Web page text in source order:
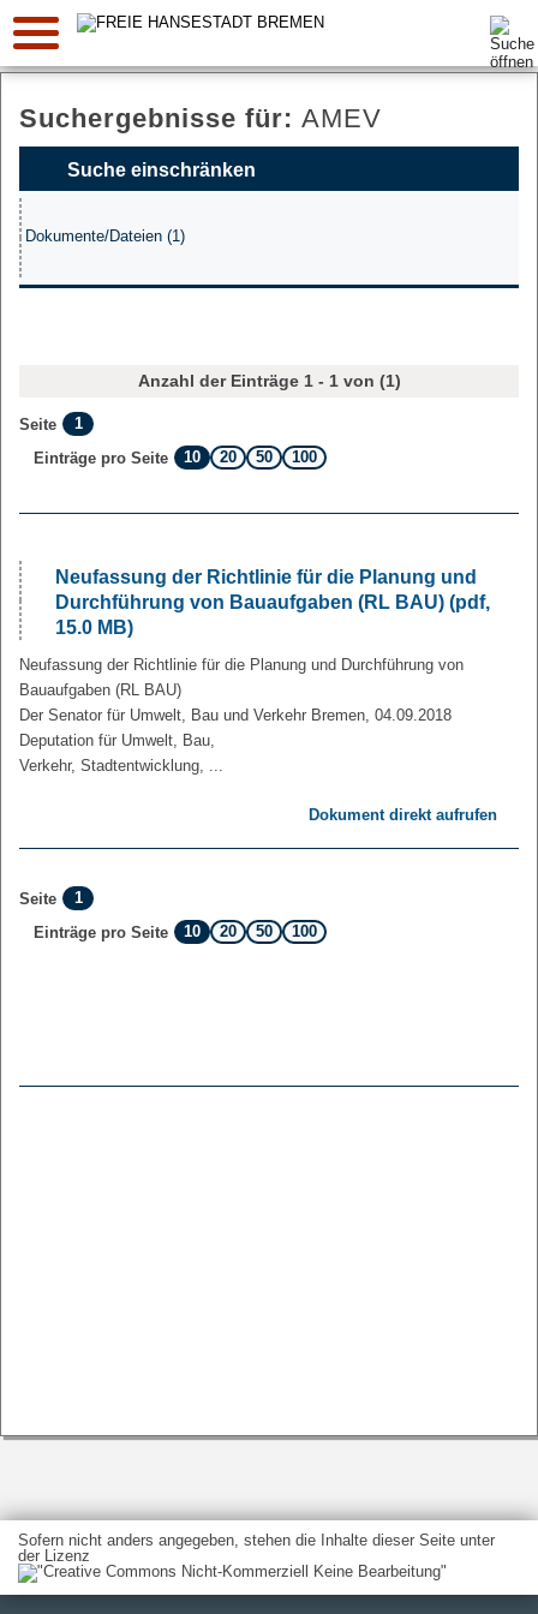
Suche:
Suchergebnisse für: AMEV
Suche einschränken
Dokumente/Dateien (1)
Anzahl der Einträge 1 - 1 von (1)
Seite
1
Einträge pro Seite
10 20 50 100
Neufassung der Richtlinie für die Planung und
Durchführung von Bauaufgaben (RL BAU) (pdf,
15.0 MB)
Neufassung der Richtlinie für die Planung und Durchführung von
Bauaufgaben (RL BAU)
Der Senator für Umwelt, Bau und Verkehr Bremen, 04.09.2018
Deputation für Umwelt, Bau,
Verkehr, Stadtentwicklung, ...
Dokument direkt aufrufen
Seite
1
Einträge pro Seite
10 20 50 100
Sofern nicht anders angegeben, stehen die Inhalte dieser Seite unter
der Lizenz